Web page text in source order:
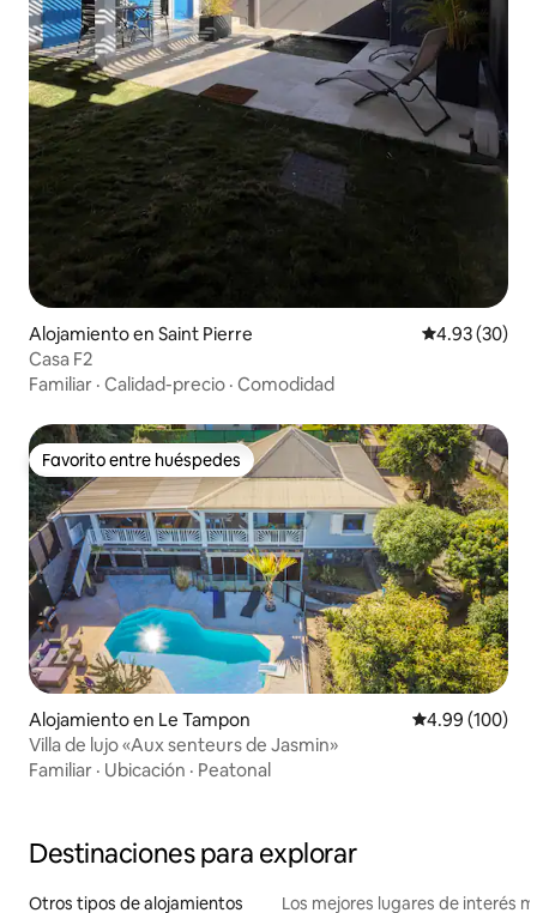
Alojamiento en Saint Pierre Calificación
4.93 (30)
Casa F2
Familiar · Calidad-precio · Comodidad
Favorito entre huéspedes
Favorito entre huéspedes
Alojamiento en Le Tampon Calificación
4.99 (100)
Villa de lujo «Aux senteurs de Jasmin»
Familiar · Ubicación · Peatonal
Destinaciones para explorar
Otros tipos de alojamientos Los mejores lugares de interés